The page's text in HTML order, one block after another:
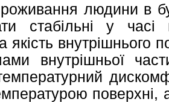
людини в
стабільні у часі
якість внутрішнього
внутрішньої
поверхні,